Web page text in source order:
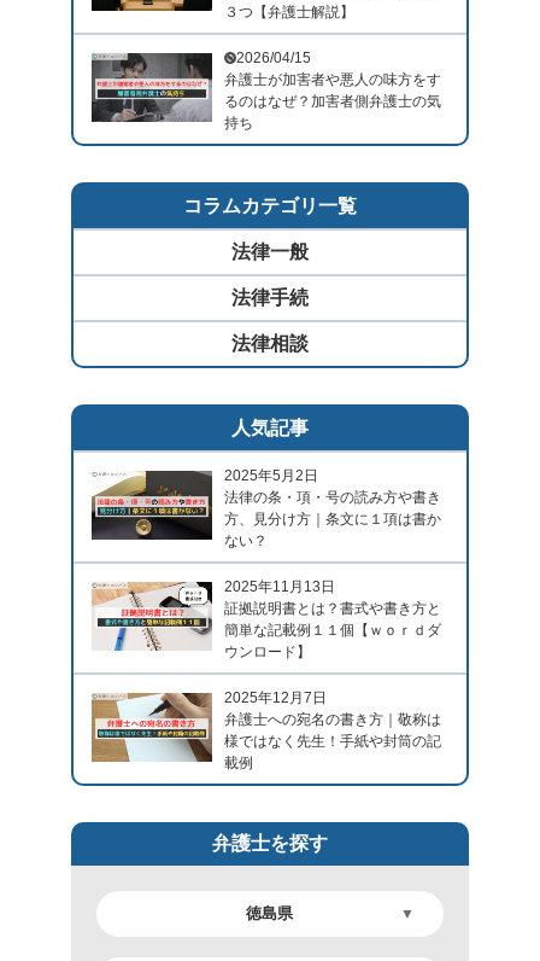
３つ【弁護士解説】
2026/04/15
弁護士が加害者や悪人の味方をす
るのはなぜ？加害者側弁護士の気
持ち
コラムカテゴリ一覧
法律一般
法律手続
法律相談
人気記事
2025年5月2日
法律の条・項・号の読み方や書き
方、見分け方｜条文に１項は書か
ない？
2025年11月13日
証拠説明書とは？書式や書き方と
簡単な記載例１１個【ｗｏｒｄダ
ウンロード】
2025年12月7日
弁護士への宛名の書き方｜敬称は
様ではなく先生！手紙や封筒の記
載例
弁護士を探す